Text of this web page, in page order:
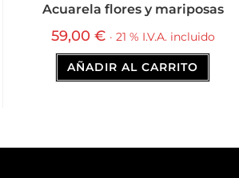
Acuarela flores y mariposas
59,00 € · 21 % I.V.A. incluido
AÑADIR AL CARRITO